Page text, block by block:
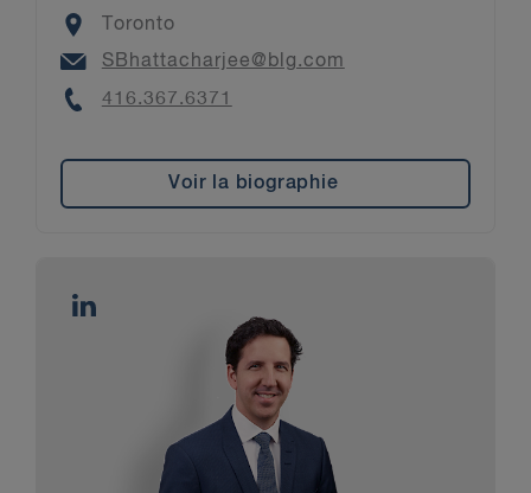
Location
Toronto
Email
SBhattacharjee@blg.com
Phone
416.367.6371
Voir la biographie